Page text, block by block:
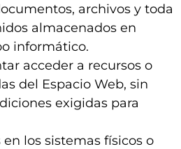
archivos y toda
almacenados en
informático.
acceder a recursos o
del Espacio Web, sin
exigidas para
los sistemas físicos o